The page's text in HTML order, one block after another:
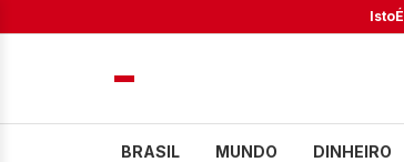
IstoÉ
BRASIL MUNDO DINHEIRO